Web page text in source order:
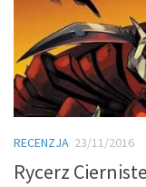
RECENZJA 23/11/2016
Rycerz